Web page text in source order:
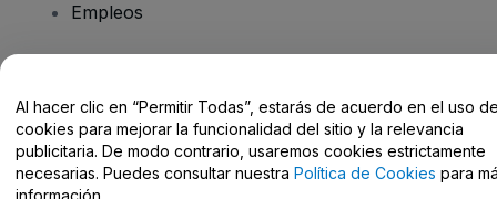
Empleos
Centro de Ayuda / Contacto
Al hacer clic en “Permitir Todas”, estarás de acuerdo en el uso
cookies para mejorar la funcionalidad del sitio y la relevancia
publicitaria. De modo contrario, usaremos cookies estrictamente
necesarias. Puedes consultar nuestra Política de Cookies para
información.